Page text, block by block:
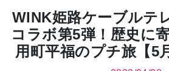
エリア特集
まるはり×みたい お問合わせ イ
WINK姫路ケーブルテ
コラボ第5弾！歴史に
用町平福のプチ旅【5